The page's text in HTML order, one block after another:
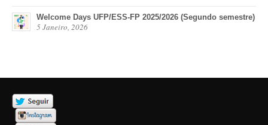
Welcome Days UFP/ESS-FP 2025/2026 (Segundo semestre)
5 Janeiro, 2026